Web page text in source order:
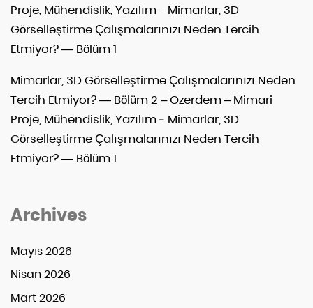
Proje, Mühendislik, Yazılım- Mimarlar, 3D
Görselleştirme Çalışmalarınızı Neden Tercih
Etmiyor? — Bölüm 1
Mimarlar, 3D Görselleştirme Çalışmalarınızı Neden
Tercih Etmiyor? — Bölüm 2 – Ozerdem – Mimari
Proje, Mühendislik, Yazılım- Mimarlar, 3D
Görselleştirme Çalışmalarınızı Neden Tercih
Etmiyor? — Bölüm 1
Archives
Mayıs 2026
Nisan 2026
Mart 2026